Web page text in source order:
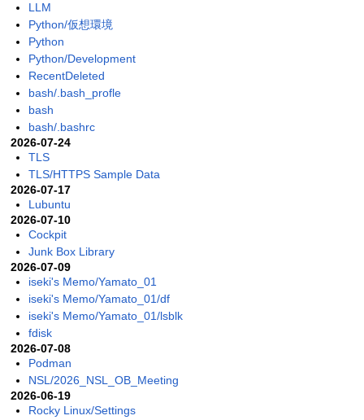
LLM
Python/仮想環境
Python
Python/Development
RecentDeleted
bash/.bash_profle
bash
bash/.bashrc
2026-07-24
TLS
TLS/HTTPS Sample Data
2026-07-17
Lubuntu
2026-07-10
Cockpit
Junk Box Library
2026-07-09
iseki's Memo/Yamato_01
iseki's Memo/Yamato_01/df
iseki's Memo/Yamato_01/lsblk
fdisk
2026-07-08
Podman
NSL/2026_NSL_OB_Meeting
2026-06-19
Rocky Linux/Settings